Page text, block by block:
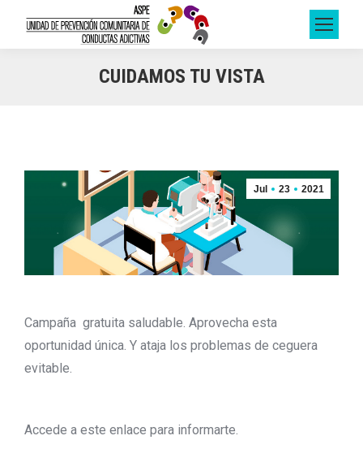
CUIDAMOS TU VISTA
Jul 23 2021
Campaña gratuita saludable. Aprovecha esta
oportunidad única. Y ataja los problemas de ceguera
evitable.
Accede a este enlace para informarte.